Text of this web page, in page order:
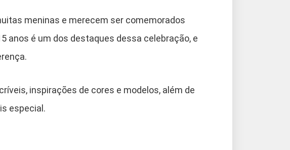
meninas e merecem ser comemorados
anos é um dos destaques dessa celebração, e
inspirações de cores e modelos, além de
especial.